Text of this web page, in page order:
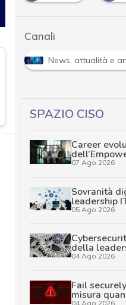
Canali
News, attualità e
SPAZIO CISO
Career
07 Ago 2026
Sovranità
leadership
05 Ago 2026
della
04 Ago 2026
Fail
misura
04 Ago 2026